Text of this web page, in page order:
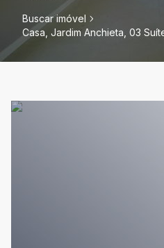
Buscar imóvel
Casa, Jardim Anchieta, 03